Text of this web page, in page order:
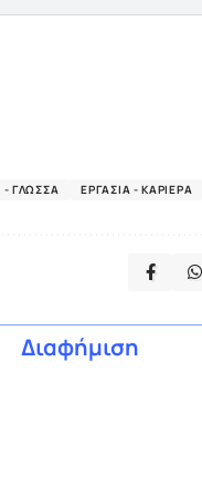
- ΓΛΏΣΣΑ ΕΡΓΑΣΊΑ - ΚΑΡΙΈΡΑ
Διαφήμιση